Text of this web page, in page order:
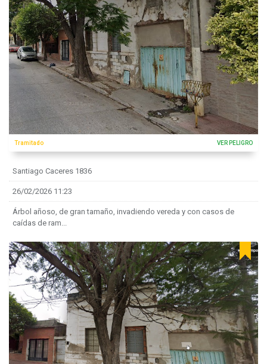
Tramitado VER PELIGRO
Santiago Caceres 1836
26/02/2026 11:23
Árbol añoso, de gran tamaño, invadiendo vereda y con casos de
caídas de ram...